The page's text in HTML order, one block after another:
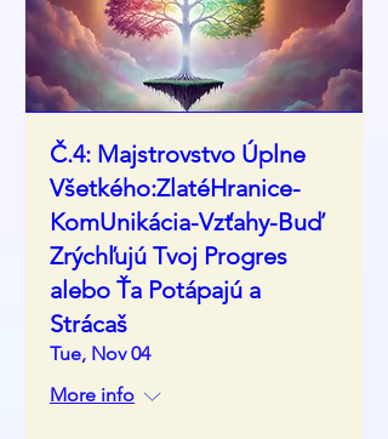
Č.4: Majstrovstvo Úplne
Všetkého:ZlatéHranice-
KomUnikácia-Vzťahy-Buď
Zrýchľujú Tvoj Progres
alebo Ťa Potápajú a
Strácaš
Tue, Nov 04
More info